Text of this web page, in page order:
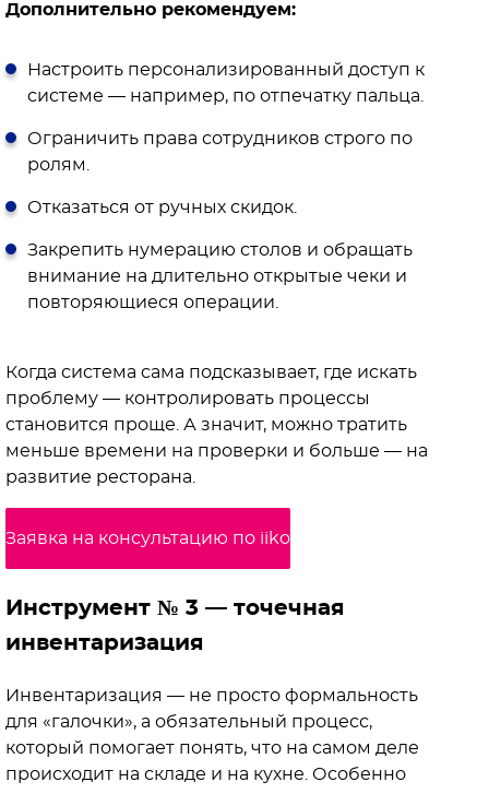
Дополнительно рекомендуем:
Настроить персонализированный доступ к
системе — например, по отпечатку пальца.
Ограничить права сотрудников строго по
ролям.
Отказаться от ручных скидок.
Закрепить нумерацию столов и обращать
внимание на длительно открытые чеки и
повторяющиеся операции.
Когда система сама подсказывает, где искать
проблему — контролировать процессы
становится проще. А значит, можно тратить
меньше времени на проверки и больше — на
развитие ресторана.
Заявка на консультацию по iiko
Инструмент № 3 — точечная
инвентаризация
Инвентаризация — не просто формальность
для «галочки», а обязательный процесс,
который помогает понять, что на самом деле
происходит на складе и на кухне. Особенно